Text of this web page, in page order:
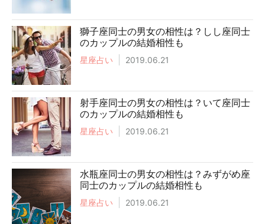
獅子座同士の男女の相性は？しし座同士
のカップルの結婚相性も
星座占い 2019.06.21
射手座同士の男女の相性は？いて座同士
のカップルの結婚相性も
星座占い 2019.06.21
水瓶座同士の男女の相性は？みずがめ座
同士のカップルの結婚相性も
星座占い 2019.06.21